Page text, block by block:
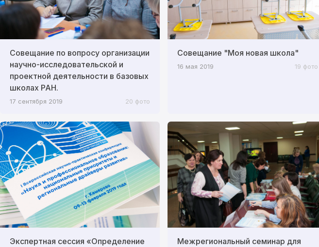
Совещание по вопросу организации
научно-исследовательской и
проектной деятельности в базовых
школах РАН.
17 сентября 2019 20 фото
Совещание "Моя новая школа"
16 мая 2019 19 фото
Экспертная сессия «Определение
Межрегиональный семинар для